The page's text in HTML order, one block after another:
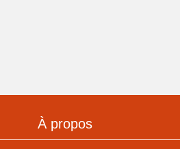
À propos